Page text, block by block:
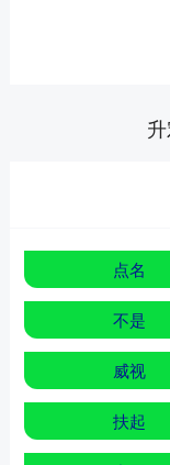
点名
不是
威视
扶起